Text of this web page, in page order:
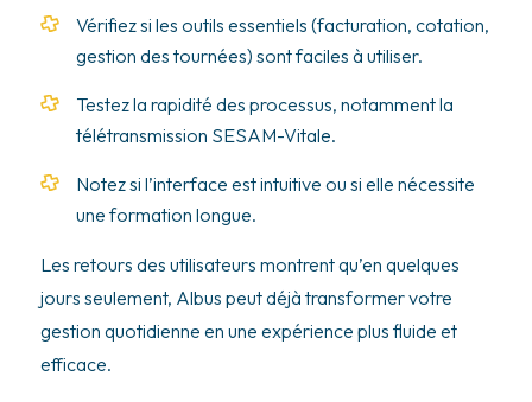
Vérifiez si les outils essentiels (facturation, cotation,
gestion des tournées) sont faciles à utiliser.
Testez la rapidité des processus, notamment la
télétransmission SESAM-Vitale.
Notez si l’interface est intuitive ou si elle nécessite
une formation longue.
Les retours des utilisateurs montrent qu’en quelques
jours seulement, Albus peut déjà transformer votre
gestion quotidienne en une expérience plus fluide et
efficace.